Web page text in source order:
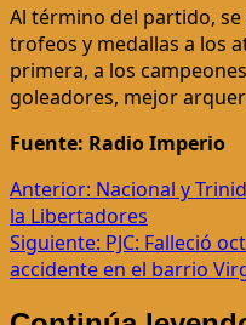
Al término del partido,
trofeos y medallas a los
primera, a los
goleadores, mejor
Fuente: Radio Imperio
Navegación
de
entradas
Anterior: Nacional y
la Libertadores
Siguiente: PJC: Falleció
accidente en el barrio